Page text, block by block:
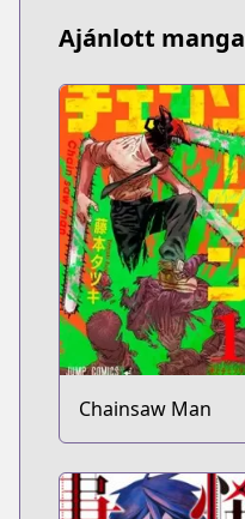
Ajánlott manga
Chainsaw Man